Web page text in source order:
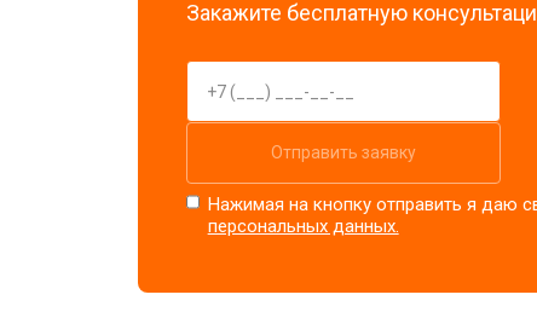
Закажите бесплатную
Отправить заявку
Нажимая на кнопку отправить я даю
персональных данных.